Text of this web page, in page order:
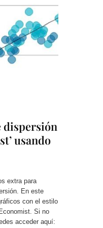
dispersión
usando
extra para
En este
con el estilo
Si no
acceder aquí: